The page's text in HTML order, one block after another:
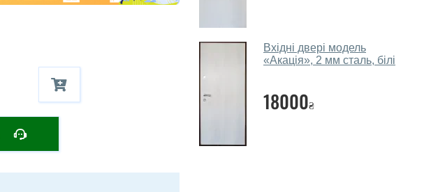
Вхідні двері модель
«Акація», 2 мм сталь, білі
18000₴